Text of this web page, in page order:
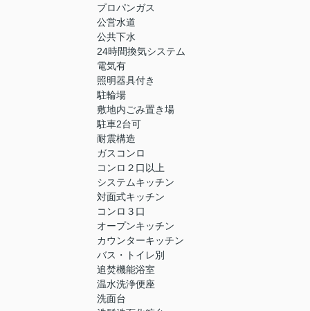
プロパンガス
公営水道
公共下水
24時間換気システム
電気有
照明器具付き
駐輪場
敷地内ごみ置き場
駐車2台可
耐震構造
ガスコンロ
コンロ２口以上
システムキッチン
対面式キッチン
コンロ３口
オープンキッチン
カウンターキッチン
バス・トイレ別
追焚機能浴室
温水洗浄便座
洗面台